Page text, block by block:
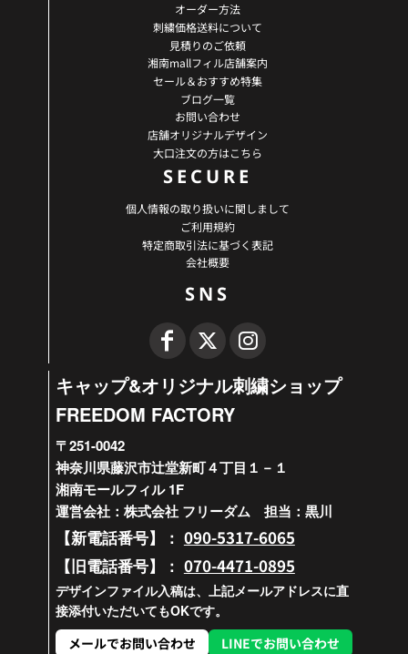
オーダー方法
刺繍価格送料について
見積りのご依頼
湘南mallフィル店舗案内
セール＆おすすめ特集
ブログ一覧
お問い合わせ
店舗オリジナルデザイン
大口注文の方はこちら
SECURE
個人情報の取り扱いに関しまして
ご利用規約
特定商取引法に基づく表記
会社概要
SNS
キャップ&オリジナル刺繍ショップ
FREEDOM FACTORY
〒251-0042
神奈川県藤沢市辻堂新町４丁目１－１
湘南モールフィル 1F
運営会社：株式会社 フリーダム 担当：黒川
【新電話番号】： 090-5317-6065
【旧電話番号】： 070-4471-0895
デザインファイル入稿は、上記メールアドレスに直
接添付いただいてもOKです。
メールでお問い合わせ
LINEでお問い合わせ